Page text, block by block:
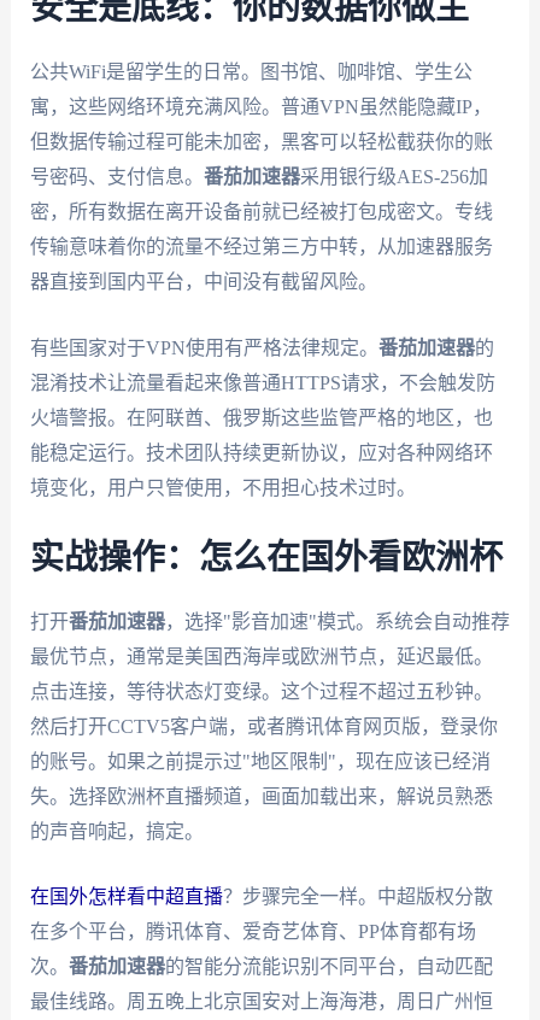
安全是底线：你的数据你做主
公共WiFi是留学生的日常。图书馆、咖啡馆、学生公
寓，这些网络环境充满风险。普通VPN虽然能隐藏IP，
但数据传输过程可能未加密，黑客可以轻松截获你的账
号密码、支付信息。 番茄加速器采用银行级AES-256加
密，所有数据在离开设备前就已经被打包成密文。专线
传输意味着你的流量不经过第三方中转，从加速器服务
器直接到国内平台，中间没有截留风险。
有些国家对于VPN使用有严格法律规定。 番茄加速器的
混淆技术让流量看起来像普通HTTPS请求，不会触发防
火墙警报。在阿联酋、俄罗斯这些监管严格的地区，也
能稳定运行。技术团队持续更新协议，应对各种网络环
境变化，用户只管使用，不用担心技术过时。
实战操作：怎么在国外看欧洲杯
打开番茄加速器，选择"影音加速"模式。系统会自动推荐
最优节点，通常是美国西海岸或欧洲节点，延迟最低。
点击连接，等待状态灯变绿。这个过程不超过五秒钟。
然后打开CCTV5客户端，或者腾讯体育网页版，登录你
的账号。如果之前提示过"地区限制"，现在应该已经消
失。选择欧洲杯直播频道，画面加载出来，解说员熟悉
的声音响起，搞定。
在国外怎样看中超直播？步骤完全一样。中超版权分散
在多个平台，腾讯体育、爱奇艺体育、PP体育都有场
次。 番茄加速器的智能分流能识别不同平台，自动匹配
最佳线路。周五晚上北京国安对上海海港，周日广州恒